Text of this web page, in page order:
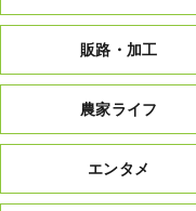
販路・加工
農家ライフ
エンタメ